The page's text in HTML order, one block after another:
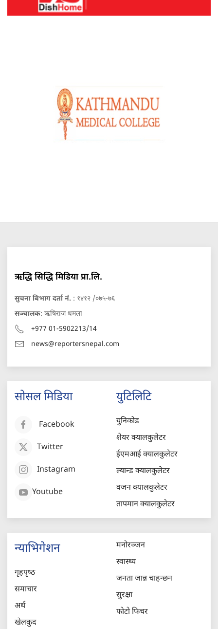
ऋद्धि सिद्धि मिडिया प्रा.लि.
सुचना बिभाग दर्ता नं. : १४१२ /०७५-७६
सञ्चालक: ऋषिराज धमला
+977 01-5902213/14
news@reportersnepal.com
सोसल मिडिया
Facebook
Twitter
Instagram
Youtube
युटिलिटि
युनिकोड
शेयर क्यालकुलेटर
ईएमआई क्यालकुलेटर
ल्यान्ड क्यालकुलेटर
वजन क्यालकुलेटर
तापमान क्यालकुलेटर
न्याभिगेशन
गृहपृष्‍ठ
समाचार
अर्थ
खेलकुद
मनोरञ्जन
स्वास्थ्य
जनता जान्न चाहन्छन
सुरक्षा
फोटो फिचर